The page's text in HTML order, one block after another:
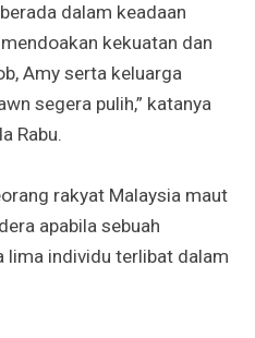
dalam keadaan
kekuatan dan
Amy serta keluarga
segera pulih,” katanya
Rabu.
rakyat Malaysia maut
apabila sebuah
lima individu terlibat dalam